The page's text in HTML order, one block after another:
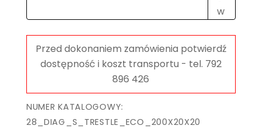
fi28
mm,
siatka
diagonalna,
NUMER KATALOGOWY:
28_DIAG_S_TRESTLE_ECO_200X20X20